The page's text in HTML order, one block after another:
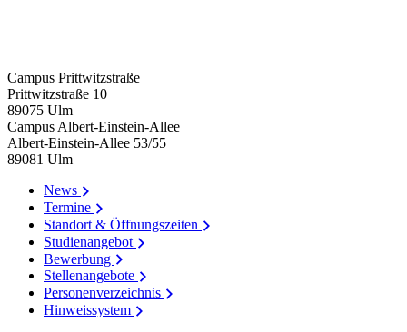
Campus Prittwitzstraße
Prittwitzstraße 10
89075 Ulm
Campus Albert-Einstein-Allee
Albert-Einstein-Allee 53/​55
89081 Ulm
News
Termine
Standort & Öffnungszeiten
Studienangebot
Bewerbung
Stellenangebote
Personenverzeichnis
Hinweissystem